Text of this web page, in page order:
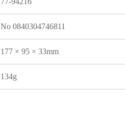
No 0840304746811
177 × 95 × 33mm
134g